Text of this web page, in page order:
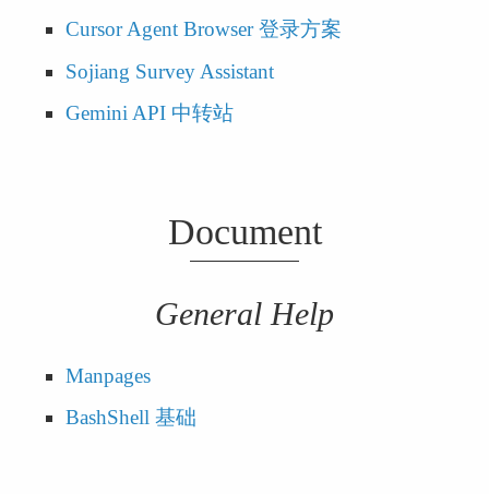
Cursor Agent Browser 登录方案
Sojiang Survey Assistant
Gemini API 中转站
Document
General Help
Manpages
BashShell 基础